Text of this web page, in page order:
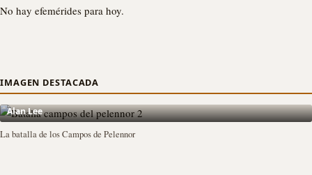
No hay efemérides para hoy.
IMAGEN DESTACADA
Alan Lee
La batalla de los Campos de Pelennor